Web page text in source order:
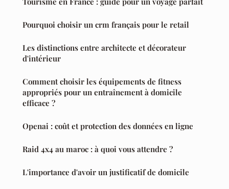
Pourquoi choisir un crm français pour le retail
Les distinctions entre architecte et décorateur
d'intérieur
Comment choisir les équipements de fitness
appropriés pour un entraînement à domicile
efficace ?
Openai : coût et protection des données en ligne
Raid 4x4 au maroc : à quoi vous attendre ?
L'importance d'avoir un justificatif de domicile